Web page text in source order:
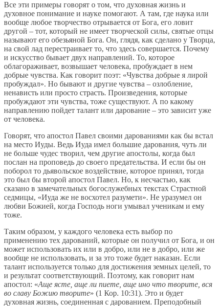
Все эти примеры говорят о том, что духовная жизнь и
духовное понимание и науке помогают. А там, где наука или
вообще любое творчество отрывается от Бога, его ловит
другой – тот, который не имеет творческой силы, святые отцы
называют его обезьяной Бога. Он, глядя, как сделано у Творца,
на свой лад перестраивает то, что здесь совершается. Почему
и искусство бывает двух направлений. То, которое
облагораживает, возвышает человека, пробуждает в нем
добрые чувства. Как говорит поэт: «Чувства добрые я лирой
пробуждал». Но бывают и другие чувства – озлобление,
ненависть или просто страсть. Произведения, которые
пробуждают эти чувства, тоже существуют. А по какому
направлению пойдет талант или дарование – это зависит уже
от человека.
Говорят, что апостол Павел своими дарованиями как бы встал
на место Иуды. Ведь Иуда имел большие дарования, чуть ли
не больше чудес творил, чем другие апостолы, когда был
послан на проповедь до своего предательства. И если бы он
поборол то дьявольское воздействие, которое принял, тогда
это был бы второй апостол Павел. Но, к несчастью, как
сказано в замечательных богослужебных текстах Страстной
седмицы, «Иуда же не восхотел разумети». Не уразумел он
любви Божией, когда Господь ноги умывал ученикам и ему
тоже.
Таким образом, у каждого человека есть выбор по
применению тех дарований, которые он получил от Бога, и он
может использовать их или в добро, или не в добро, или же
вообще не использовать, и за это тоже будет наказан. Если
талант используется только для достижения земных целей, то
и результат соответствующий. Поэтому, как говорит нам
апостол: «Аще ясте, аще ли пиете, аще ино что творите, вся
во славу Божию творите» (1 Кор. 10:31). Это и будет
духовная жизнь, соединенная с дарованием. Преподобный